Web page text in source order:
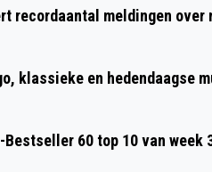
recordaantal meldingen over
klassieke en hedendaagse
Bestseller 60 top 10 van week